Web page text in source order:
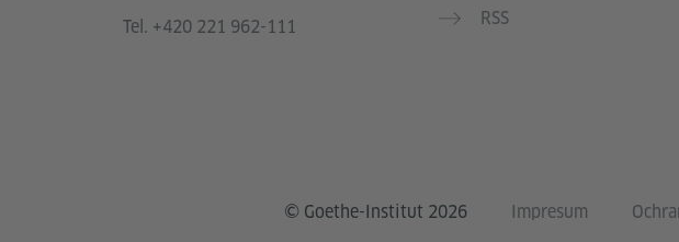
Tel. +420 221 962-111
RSS
© Goethe-Institut 2026 Impresum